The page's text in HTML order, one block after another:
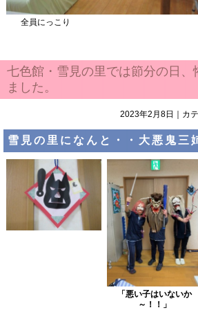
全員にっこり
七色館・雪見の里では節分の日、
ました。
2023年2月8日 ｜カ
雪見の里になんと・・大悪鬼三
「悪い子はいないか
～！！」